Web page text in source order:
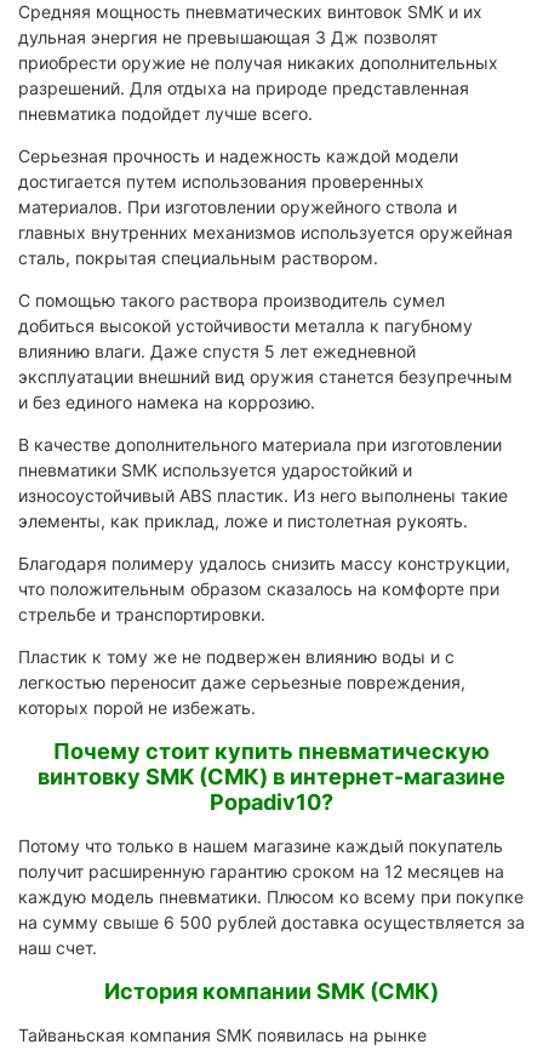
Средняя мощность пневматических винтовок SMK и их
дульная энергия не превышающая 3 Дж позволят
приобрести оружие не получая никаких дополнительных
разрешений. Для отдыха на природе представленная
пневматика подойдет лучше всего.
Серьезная прочность и надежность каждой модели
достигается путем использования проверенных
материалов. При изготовлении оружейного ствола и
главных внутренних механизмов используется оружейная
сталь, покрытая специальным раствором.
С помощью такого раствора производитель сумел
добиться высокой устойчивости металла к пагубному
влиянию влаги. Даже спустя 5 лет ежедневной
эксплуатации внешний вид оружия станется безупречным
и без единого намека на коррозию.
В качестве дополнительного материала при изготовлении
пневматики SMK используется ударостойкий и
износоустойчивый ABS пластик. Из него выполнены такие
элементы, как приклад, ложе и пистолетная рукоять.
Благодаря полимеру удалось снизить массу конструкции,
что положительным образом сказалось на комфорте при
стрельбе и транспортировки.
Пластик к тому же не подвержен влиянию воды и с
легкостью переносит даже серьезные повреждения,
которых порой не избежать.
Почему стоит купить пневматическую
винтовку SMK (СМК) в интернет-магазине
Popadiv10?
Потому что только в нашем магазине каждый покупатель
получит расширенную гарантию сроком на 12 месяцев на
каждую модель пневматики. Плюсом ко всему при покупке
на сумму свыше 6 500 рублей доставка осуществляется за
наш счет.
История компании SMK (СМК)
Тайваньская компания SMK появилась на рынке